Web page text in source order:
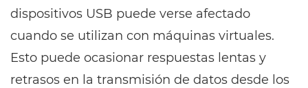
dispositivos USB puede verse afectado
cuando se utilizan con máquinas virtuales.
Esto puede ocasionar respuestas lentas y
retrasos en la transmisión de datos desde los